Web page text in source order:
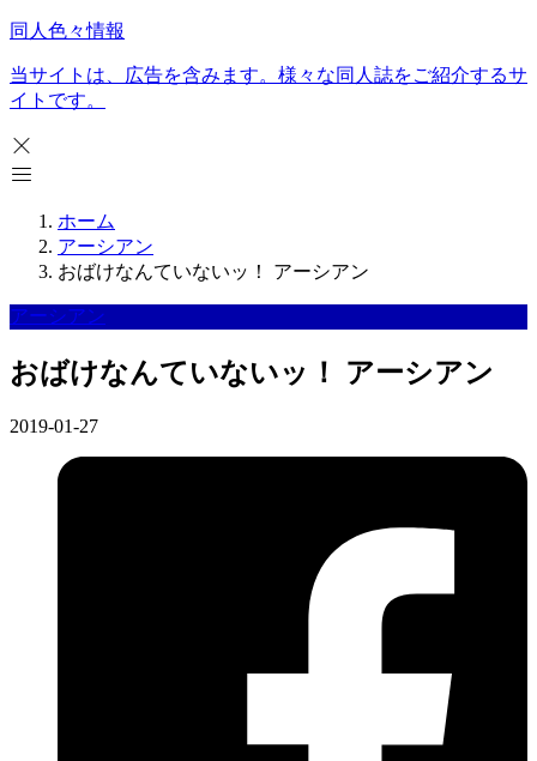
同人色々情報
当サイトは、広告を含みます。様々な同人誌をご紹介するサ
イトです。
ホーム
アーシアン
おばけなんていないッ！ アーシアン
アーシアン
おばけなんていないッ！ アーシアン
2019-01-27